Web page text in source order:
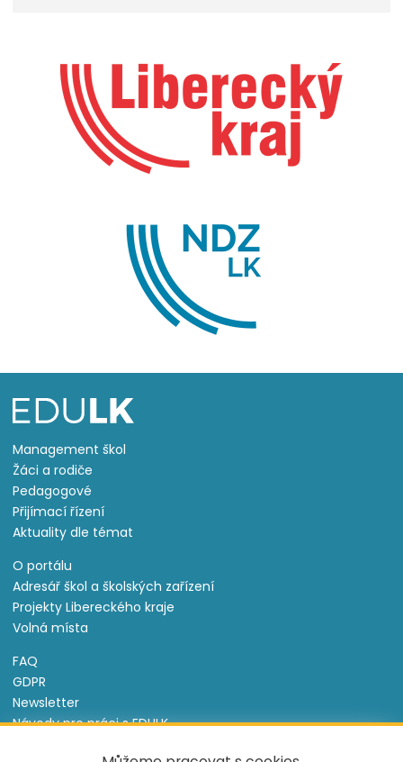
Management škol
Žáci a rodiče
Pedagogové
Přijímací řízení
Aktuality dle témat
O portálu
Adresář škol a školských zařízení
Projekty Libereckého kraje
Volná místa
FAQ
GDPR
Newsletter
Návody pro práci s EDULK